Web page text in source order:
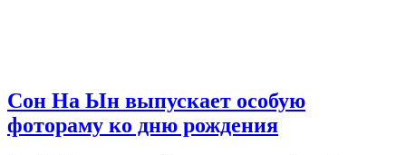
Сон На Ын выпускает особую
фотораму ко дню рождения